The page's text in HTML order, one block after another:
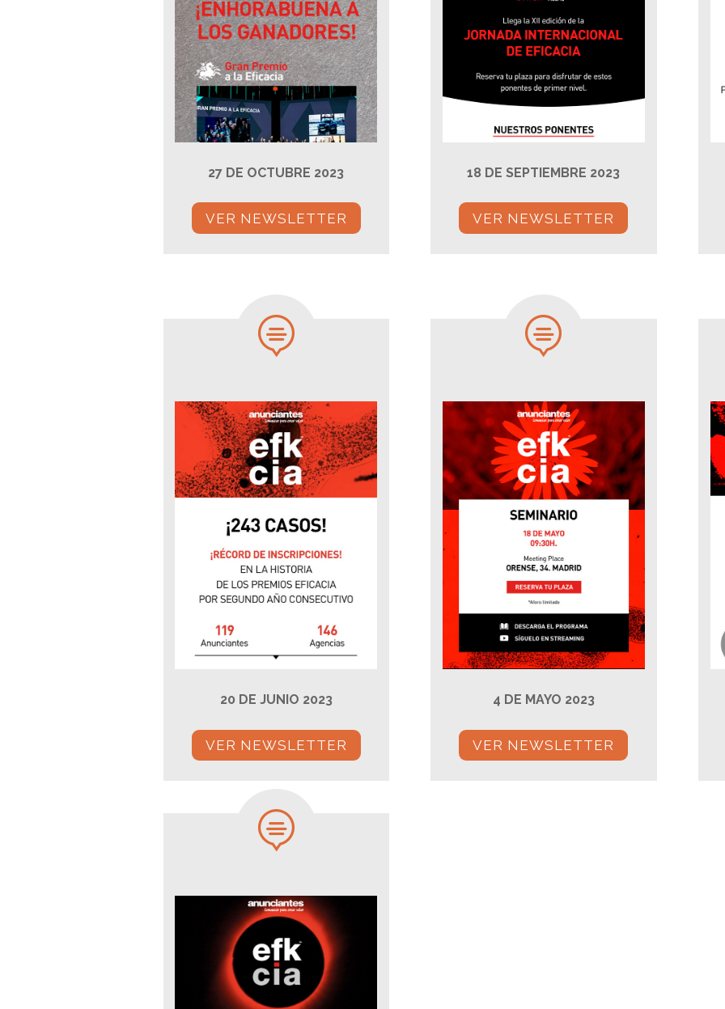
27 DE OCTUBRE 2023
VER NEWSLETTER
18 DE SEPTIEMBRE 2023
VER NEWSLETTER

20 DE JUNIO 2023
VER NEWSLETTER

4 DE MAYO 2023
VER NEWSLETTER
